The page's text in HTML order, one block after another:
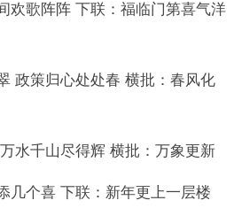
欢歌阵阵 下联：福临门第喜气洋
政策归心处处春 横批：春风化
水千山尽得辉 横批：万象更新
几个喜 下联：新年更上一层楼